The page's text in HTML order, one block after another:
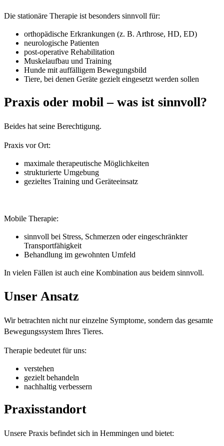
Die stationäre Therapie ist besonders sinnvoll für:
orthopädische Erkrankungen (z. B. Arthrose, HD, ED)
neurologische Patienten
post-operative Rehabilitation
Muskelaufbau und Training
Hunde mit auffälligem Bewegungsbild
Tiere, bei denen Geräte gezielt eingesetzt werden sollen
Praxis oder mobil – was ist sinnvoll?
Beides hat seine Berechtigung.
Praxis vor Ort:
maximale therapeutische Möglichkeiten
strukturierte Umgebung
gezieltes Training und Geräteeinsatz
Mobile Therapie:
sinnvoll bei Stress, Schmerzen oder eingeschränkter
Transportfähigkeit
Behandlung im gewohnten Umfeld
In vielen Fällen ist auch eine Kombination aus beidem sinnvoll.
Unser Ansatz
Wir betrachten nicht nur einzelne Symptome, sondern das gesamte
Bewegungssystem Ihres Tieres.
Therapie bedeutet für uns:
verstehen
gezielt behandeln
nachhaltig verbessern
Praxisstandort
Unsere Praxis befindet sich in Hemmingen und bietet: